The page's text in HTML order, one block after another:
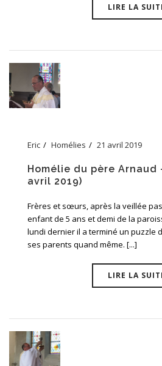
LIRE LA
Eric Homélies 21 avril 2019
Homélie du père Arnaud
avril 2019)
Frères et sœurs, après la veillée
enfant de 5 ans et demi de la
lundi dernier il a terminé un puzzle
ses parents quand même. [...]
LIRE LA